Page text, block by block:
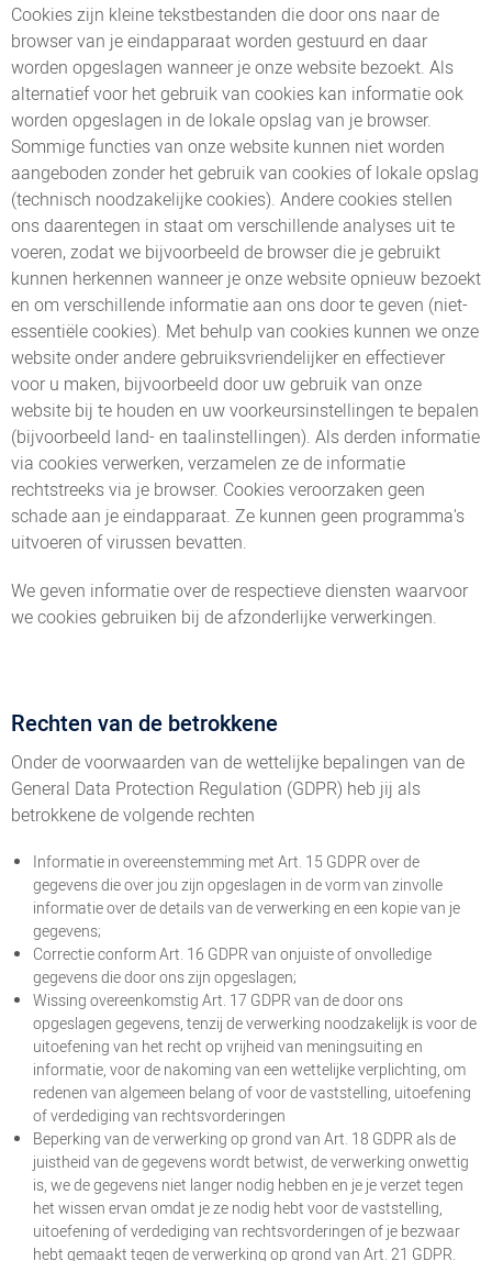
Cookies zijn kleine tekstbestanden die door ons naar de
browser van je eindapparaat worden gestuurd en daar
worden opgeslagen wanneer je onze website bezoekt. Als
alternatief voor het gebruik van cookies kan informatie ook
worden opgeslagen in de lokale opslag van je browser.
Sommige functies van onze website kunnen niet worden
aangeboden zonder het gebruik van cookies of lokale opslag
(technisch noodzakelijke cookies). Andere cookies stellen
ons daarentegen in staat om verschillende analyses uit te
voeren, zodat we bijvoorbeeld de browser die je gebruikt
kunnen herkennen wanneer je onze website opnieuw bezoekt
en om verschillende informatie aan ons door te geven (niet-
essentiële cookies). Met behulp van cookies kunnen we onze
website onder andere gebruiksvriendelijker en effectiever
voor u maken, bijvoorbeeld door uw gebruik van onze
website bij te houden en uw voorkeursinstellingen te bepalen
(bijvoorbeeld land- en taalinstellingen). Als derden informatie
via cookies verwerken, verzamelen ze de informatie
rechtstreeks via je browser. Cookies veroorzaken geen
schade aan je eindapparaat. Ze kunnen geen programma's
uitvoeren of virussen bevatten.
We geven informatie over de respectieve diensten waarvoor
we cookies gebruiken bij de afzonderlijke verwerkingen.
Rechten van de betrokkene
Onder de voorwaarden van de wettelijke bepalingen van de
General Data Protection Regulation (GDPR) heb jij als
betrokkene de volgende rechten
Informatie in overeenstemming met Art. 15 GDPR over de
gegevens die over jou zijn opgeslagen in de vorm van zinvolle
informatie over de details van de verwerking en een kopie van je
gegevens;
Correctie conform Art. 16 GDPR van onjuiste of onvolledige
gegevens die door ons zijn opgeslagen;
Wissing overeenkomstig Art. 17 GDPR van de door ons
opgeslagen gegevens, tenzij de verwerking noodzakelijk is voor de
uitoefening van het recht op vrijheid van meningsuiting en
informatie, voor de nakoming van een wettelijke verplichting, om
redenen van algemeen belang of voor de vaststelling, uitoefening
of verdediging van rechtsvorderingen
Beperking van de verwerking op grond van Art. 18 GDPR als de
juistheid van de gegevens wordt betwist, de verwerking onwettig
is, we de gegevens niet langer nodig hebben en je je verzet tegen
het wissen ervan omdat je ze nodig hebt voor de vaststelling,
uitoefening of verdediging van rechtsvorderingen of je bezwaar
hebt gemaakt tegen de verwerking op grond van Art. 21 GDPR.